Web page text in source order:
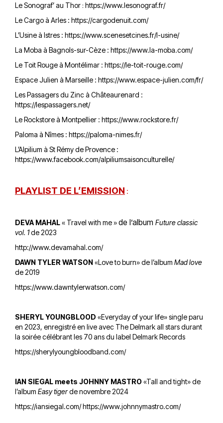
Le Sonograf’ au Thor : https://www.lesonograf.fr/
Le Cargo à Arles : https://cargodenuit.com/
L’Usine à Istres : https://www.scenesetcines.fr/l-usine/
La Moba à Bagnols-sur-Cèze : https://www.la-moba.com/
Le Toit Rouge à Montélimar : https://le-toit-rouge.com/
Espace Julien à Marseille : https://www.espace-julien.com/fr/
Les Passagers du Zinc à Châteaurenard :
https://lespassagers.net/
Le Rockstore à Montpellier : https://www.rockstore.fr/
Paloma à Nîmes : https://paloma-nimes.fr/
L’Alpilium à St Rémy de Provence :
https://www.facebook.com/alpiliumsaisonculturelle/
PLAYLIST DE L’EMISSION :
DEVA MAHAL« Travel with me »de l’album Future classic
vol. 1de 2023
http://www.devamahal.com/
DAWN TYLER WATSON«Love to burn» de l’album Mad love
de 2019
https://www.dawntylerwatson.com/
SHERYL YOUNGBLOOD «Everyday of your life» single paru
en 2023, enregistré en live avec The Delmark all stars durant
la soirée célébrant les 70 ans du label Delmark Records
https://sherylyoungbloodband.com/
IAN SIEGAL meets JOHNNY MASTRO«Tall and tight» de
l’album Easy tigerde novembre 2024
https://iansiegal.com/https://www.johnnymastro.com/